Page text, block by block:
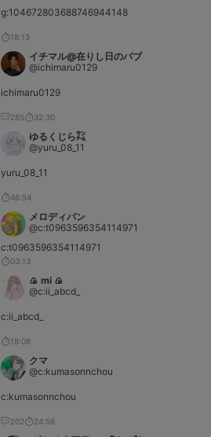
g:104672803688746944148
18:13
イチマル@在りし日のバブ
@ichimaru0129
ichimaru0129
285 32:30
ゆるくじら㌠
@yuru_08_11
yuru_08_11
46:54
メロディパン
@c:t0963596354114971
c:t0963596354114971
03:13
🍙 mi 🍙
@c:ii_abcd_
c:ii_abcd_
18:08
クマ
@c:kumasonnchou
c:kumasonnchou
202 24:56